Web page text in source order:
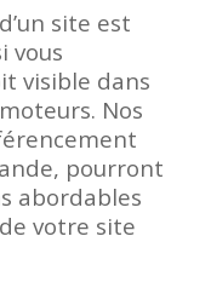
site est
vous
visible dans
Nos
pourront
abordables
votre site